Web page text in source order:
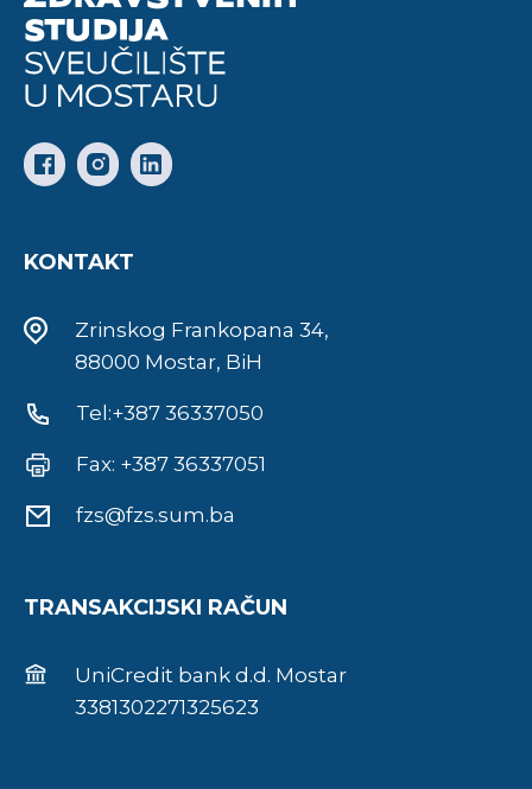
KONTAKT
Zrinskog Frankopana 34,
88000 Mostar, BiH
Tel:+387 36337050
Fax: +387 36337051
fzs@fzs.sum.ba
TRANSAKCIJSKI RAČUN
UniCredit bank d.d. Mostar
3381302271325623